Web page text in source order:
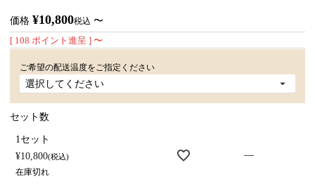
価格 ¥10,800税込 〜
[ 108 ポイント進呈 ] 〜
ご希望の配送温度をご指定ください
セット数
1セット
¥10,800 税込
在庫切れ
—